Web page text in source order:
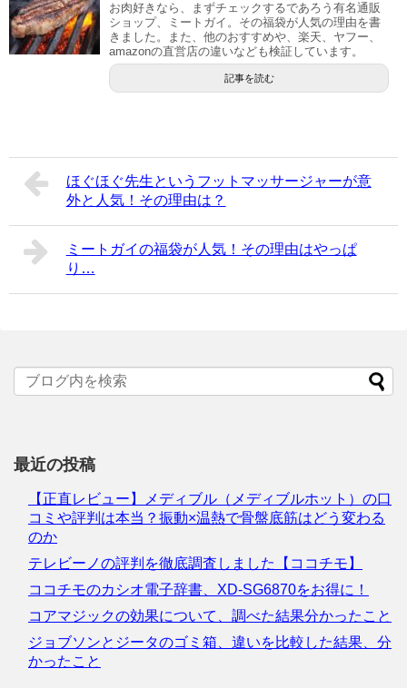
お肉好きなら、まずチェックするであろう有名通販
ショップ、ミートガイ。その福袋が人気の理由を書
きました。また、他のおすすめや、楽天、ヤフー、
amazonの直営店の違いなども検証しています。
記事を読む
ほぐほぐ先生というフットマッサージャーが意
外と人気！その理由は？
ミートガイの福袋が人気！その理由はやっぱ
り…
最近の投稿
【正直レビュー】メディブル（メディブルホット）の口
コミや評判は本当？振動×温熱で骨盤底筋はどう変わる
のか
テレビーノの評判を徹底調査しました【ココチモ】
ココチモのカシオ電子辞書、XD-SG6870をお得に！
コアマジックの効果について、調べた結果分かったこと
ジョブソンとジータのゴミ箱、違いを比較した結果、分
かったこと